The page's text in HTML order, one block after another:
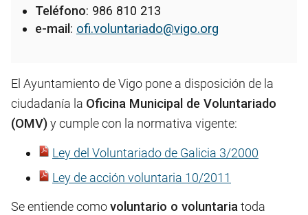
Teléfono: 986 810 213
e-mail : ofi.voluntariado@vigo.org
El Ayuntamiento de Vigo pone a disposición de la
ciudadanía la Oficina Municipal de Voluntariado
(OMV)y cumple con la normativa vigente:
Ley del Voluntariado de Galicia 3/2000
Ley de acción voluntaria 10/2011
Se entiende comovoluntario o voluntariatoda